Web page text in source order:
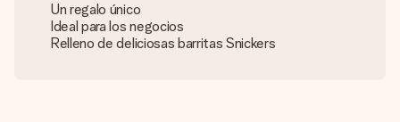
Un regalo único
Ideal para los negocios
Relleno de deliciosas barritas Snickers